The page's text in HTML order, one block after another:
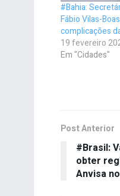
#Bahia:
Fábio Vilas-
complicações
19 fevereiro
Em "Cidades"
Post Anterior
#Brasil:
obter
Anvisa